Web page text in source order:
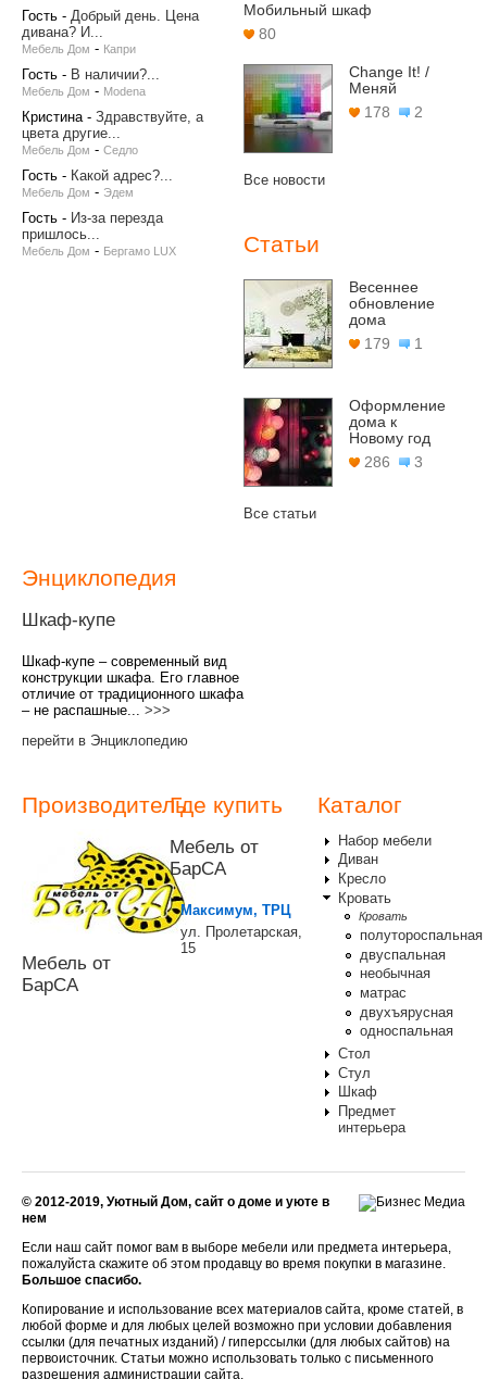
Гость - Добрый день. Цена
дивана? И...
Мебель Дом - Капри
Гость - В наличии?...
Мебель Дом - Modena
Кристина- Здравствуйте, а
цвета другие...
Мебель Дом - Седло
Гость - Какой адрес?...
Мебель Дом - Эдем
Гость - Из-за перезда
пришлось...
Мебель Дом - Бергамо LUX
Мобильный шкаф
80
Change It! /
Меняй
178
2
Все новости
Статьи
Весеннее
обновление
дома
179
1
Оформление
дома к
Новому год
286
3
Все статьи
Энциклопедия
Шкаф-купе
Шкаф-купе – современный вид
конструкции шкафа. Его главное
отличие от традиционного шкафа
– не распашные... >>>
перейти в Энциклопедию
Производитель
Мебель от
БарСА
Где купить
Мебель от
БарСА
Максимум, ТРЦ
ул. Пролетарская,
15
Каталог
Набор мебели
Диван
Кресло
Кровать
Кровать
полутороспальная
двуспальная
необычная
матрас
двухъярусная
односпальная
Стол
Стул
Шкаф
Предмет
интерьера
© 2012-2019, Уютный Дом, сайт о доме и уюте в
нем
Если наш сайт помог вам в выборе мебели или предмета интерьера,
пожалуйста скажите об этом продавцу во время покупки в магазине.
Большое спасибо.
Копирование и использование всех материалов сайта, кроме статей, в
любой форме и для любых целей возможно при условии добавления
ссылки (для печатных изданий) / гиперссылки (для любых сайтов) на
первоисточник. Статьи можно использовать только с письменного
разрешения администрации сайта.